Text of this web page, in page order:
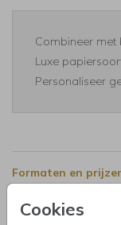
Cookies
Combineer met
Luxe
Personaliseer
Formaten en